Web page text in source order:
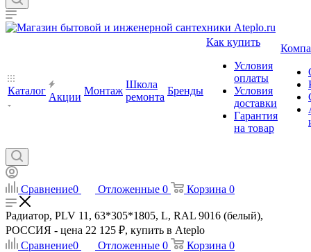
Каталог
Акции
Монтаж
Школа
ремонта
Бренды
Как купить
Условия
оплаты
Условия
доставки
Гарантия
на товар
Сравнение0 Отложенные 0 Корзина 0
Радиатор, PLV 11, 63*305*1805, L, RAL 9016 (белый),
РОССИЯ - цена 22 125 ₽, купить в Ateplo
Сравнение0 Отложенные 0 Корзина 0